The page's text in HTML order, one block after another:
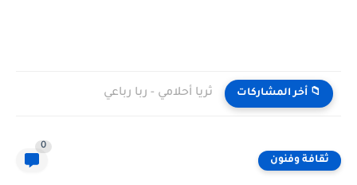
📁 أخر المشاركات ثريا أحلامي - ربا رباعي
ثقافة وفنون
0